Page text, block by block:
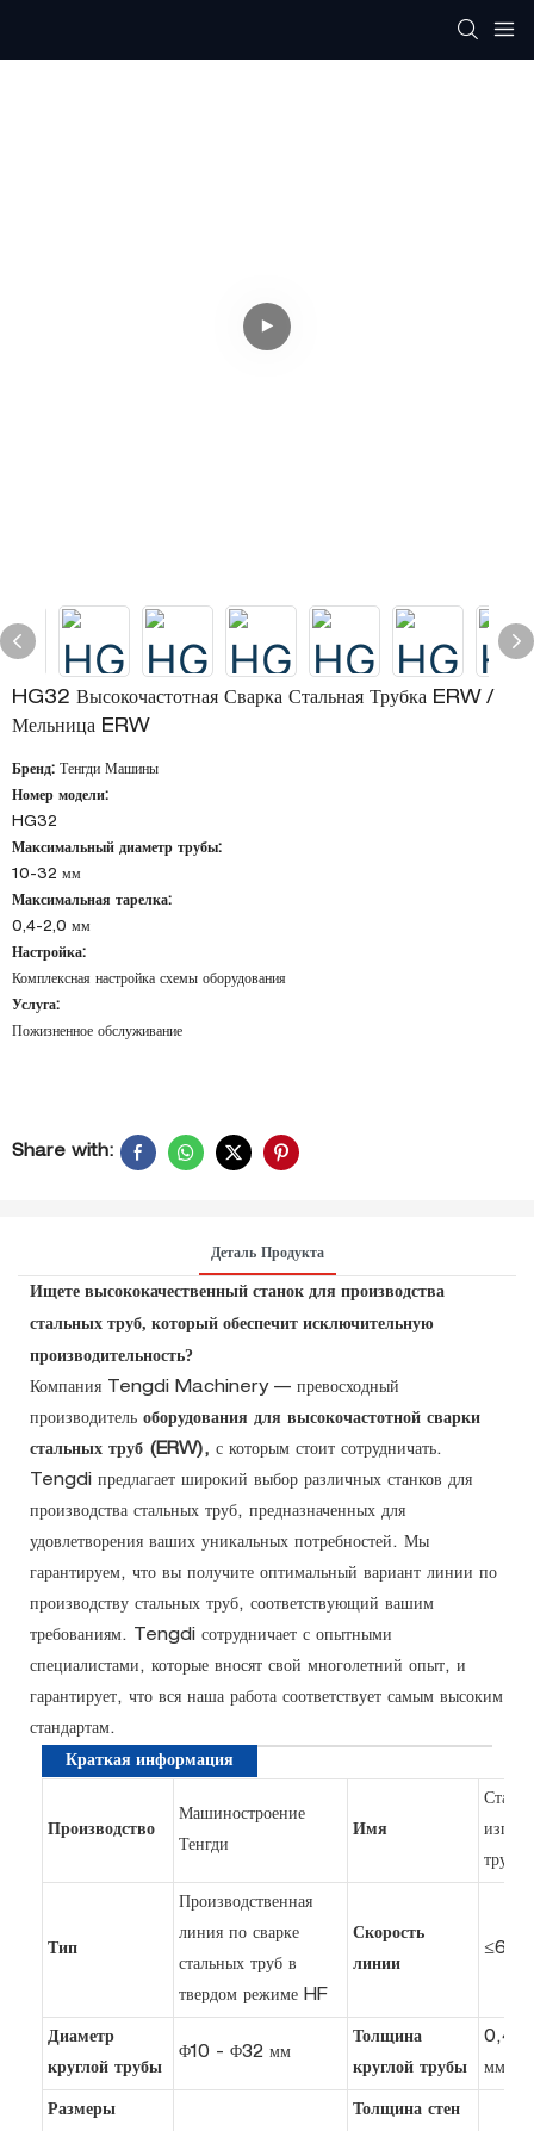
HG32 Высокочастотная Сварка Стальная Трубка ERW /
Мельница ERW
Бренд: Тенгди Машины
Номер модели:
HG32
Максимальный диаметр трубы:
10-32 мм
Максимальная тарелка:
0,4-2,0 мм
Настройка:
Комплексная настройка схемы оборудования
Услуга:
Пожизненное обслуживание
Share with:
Деталь Продукта
Ищете высококачественный станок для производства
стальных труб, который обеспечит исключительную
производительность?
Компания Tengdi Machinery — превосходный
производитель оборудования для высокочастотной сварки
стальных труб (ERW), с которым стоит сотрудничать.
Tengdi предлагает широкий выбор различных станков для
производства стальных труб, предназначенных для
удовлетворения ваших уникальных потребностей. Мы
гарантируем, что вы получите оптимальный вариант линии по
производству стальных труб, соответствующий вашим
требованиям. Tengdi сотрудничает с опытными
специалистами, которые вносят свой многолетний опыт, и
гарантирует, что вся наша работа соответствует самым высоким
стандартам.
Краткая информация
Производство
Машиностроение
Тенгди
Имя
труб
Тип
Производственная
линия по сварке
стальных труб в
твердом режиме HF
Скорость
линии
≤60
Диаметр
круглой трубы
Φ10 - Φ32 мм
Толщина
круглой трубы
0,4 -
мм
Размеры
Толщина стен